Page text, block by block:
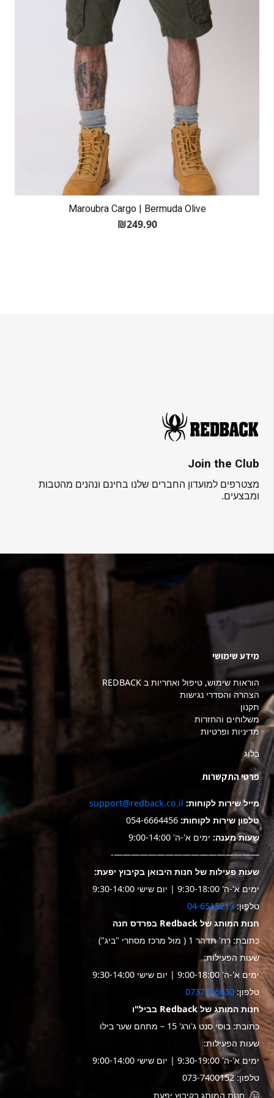
Maroubra Cargo | Bermuda Olive
₪249.90
Join the Club
מצטרפים למועדון החברים שלנו בחינם ונהנים מהטבות
ומבצעים.
מידע שימושי
הוראות שימוש, טיפול ואחריות ב REDBACK
הצהרה והסדרי נגישות
תקנון
משלוחים והחזרות
מדיניות ופרטיות
בלוג
פרטי התקשרות
מייל שירות לקוחות: support@redback.co.il
טלפון שירות לקוחות: 054-6664456
שעות מענה: ימים א'-ה' 9:00-14:00
—————————————————-
שעות פעילות של חנות היבואן בקיבוץ יפעת:
ימים א'-ה' 9:30-18:00 | יום שישי 9:30-14:00
טלפון: 04-6515213
חנות המותג של Redback בפרדס חנה
כתובת: רח' תדהר 1 ( מול מרכז מסחרי "ביג")
שעות הפעילות:
ימים א'-ה' 9:00-18:00 | יום שישי 9:30-14:00
טלפון: 0737256030
חנות המותג של Redback בביל"ו
כתובת: בוסי סנט ג'ורג' 15 – מתחם שער בילו
שעות הפעילות:
ימים א'-ה' 9:30-19:00 | יום שישי 9:00-14:00
טלפון: 073-7400152
חנות המותג בקיבוץ יפעת